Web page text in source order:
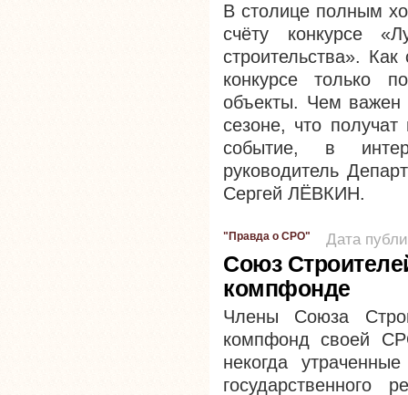
В столице полным
счёту конкурсе
строительства».
конкурсе только
объекты. Чем важен
сезоне, что
событие, в
руководитель
Сергей ЛЁВКИН.
"Правда о СРО" Дата
Союз
компфонде
Члены Союза
компфонд своей
некогда
государственного